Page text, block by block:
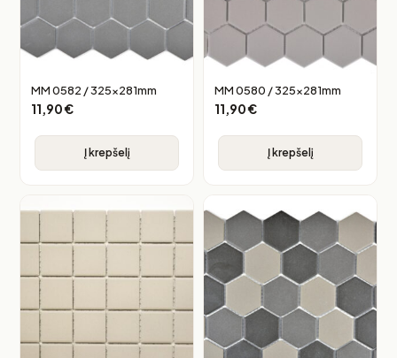
MM 0582 / 325x281mm
11,90€
Į krepšelį
MM 0580 / 325x281mm
11,90€
Į krepšelį